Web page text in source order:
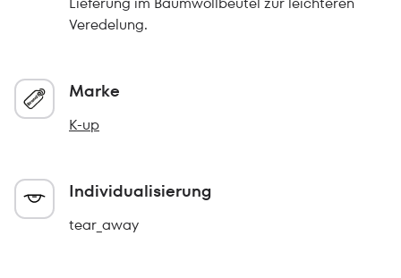
Veredelung.
Marke
K-up
Individualisierung
tear_away